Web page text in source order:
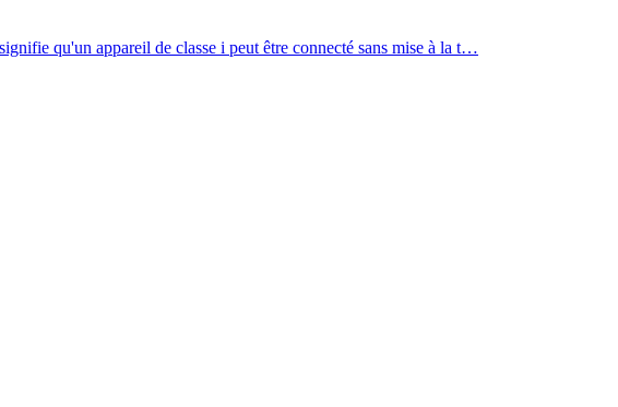
qu'un appareil de classe i peut être connecté sans mise à la t…